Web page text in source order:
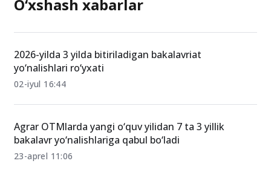
O‘xshash xabarlar
yo‘nalishlari ro‘yxati
02-iyul 16:44